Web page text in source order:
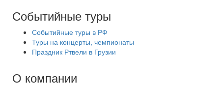
Событийные туры
Событийные туры в РФ
Туры на концерты, чемпионаты
Праздник Ртвели в Грузии
О компании